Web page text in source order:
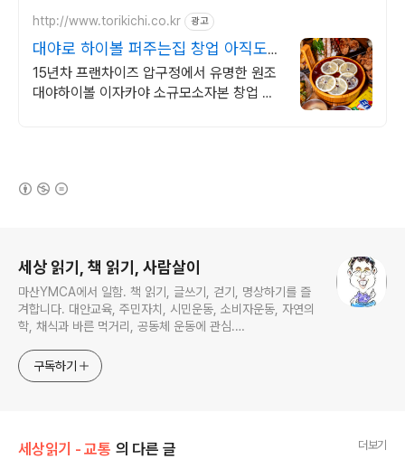
http://www.torikichi.co.kr 광고
대야로 하이볼 퍼주는집 창업 아직도
창업 망설이시나요?
15년차 프랜차이즈 압구정에서 유명한 원조
대야하이볼 이자카야 소규모소자본 창업 업
세상 읽기, 책 읽기, 사람살이
마산YMCA에서 일함. 책 읽기, 글쓰기, 걷기, 명상하기를 즐
겨합니다. 대안교육, 주민자치, 시민운동, 소비자운동, 자연의
학, 채식과 바른 먹거리, 공동체 운동에 관심.
http://www.facebook.com/ymcaman
구독하기
세상읽기 - 교통 의 다른 글 더보기